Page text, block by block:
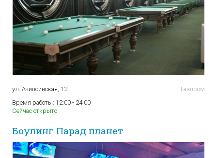
ул. Ачипсинская, 12
Газпром
Время работы: 12:00 - 24:00
Сейчас открыто
Боулинг Парад планет